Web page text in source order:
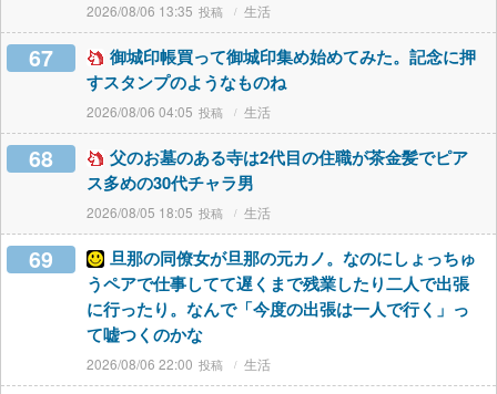
2026/08/06 13:35 生活
67
御城印帳買って御城印集め始めてみた。記念に押
すスタンプのようなものね
2026/08/06 04:05 生活
68
父のお墓のある寺は2代目の住職が茶金髪でピア
ス多めの30代チャラ男
2026/08/05 18:05 生活
69
旦那の同僚女が旦那の元カノ。なのにしょっちゅ
うペアで仕事してて遅くまで残業したり二人で出張
に行ったり。なんで「今度の出張は一人で行く」っ
て嘘つくのかな
2026/08/06 22:00 生活